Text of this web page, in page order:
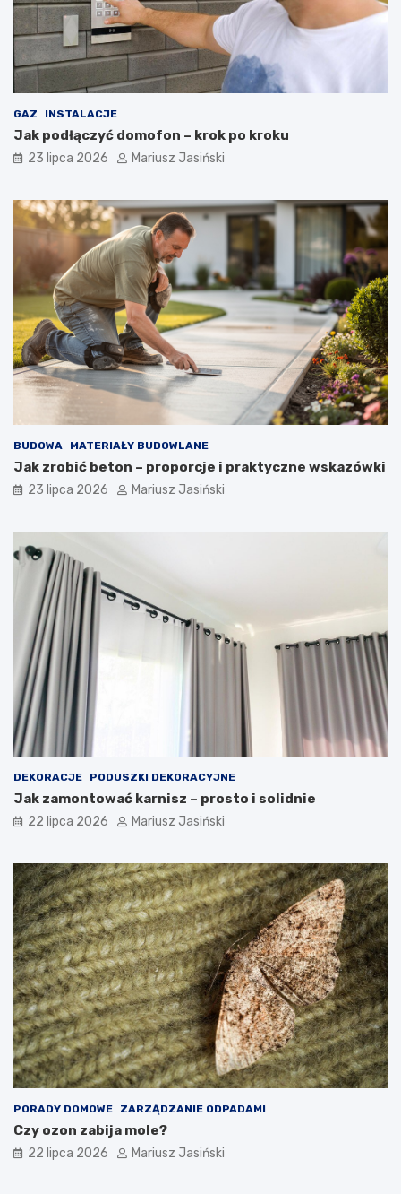
GAZ INSTALACJE
Jak podłączyć domofon – krok po kroku
23 lipca 2026 Mariusz Jasiński
BUDOWA MATERIAŁY BUDOWLANE
Jak zrobić beton – proporcje i praktyczne wskazówki
23 lipca 2026 Mariusz Jasiński
DEKORACJE PODUSZKI DEKORACYJNE
Jak zamontować karnisz – prosto i solidnie
22 lipca 2026 Mariusz Jasiński
PORADY DOMOWE ZARZĄDZANIE ODPADAMI
Czy ozon zabija mole?
22 lipca 2026 Mariusz Jasiński